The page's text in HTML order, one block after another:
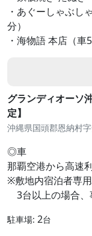
・あぐーしゃぶし
分）
・海物語 本店（車5
グランディオーソ
定】
沖縄県国頭郡恩納村
◎車
那覇空港から高速
※敷地内宿泊者専
3台以上の場合、
駐車場: 2台